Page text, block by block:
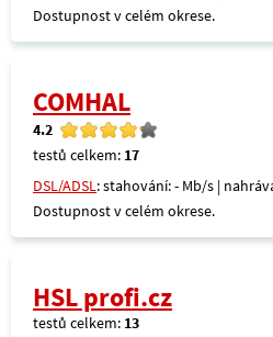
Dostupnost v celém okrese.
COMHAL
4.2
testů celkem: 17
DSL/ADSL: stahování: - Mb/s |
Dostupnost v celém okrese.
HSL profi.cz
testů celkem: 13